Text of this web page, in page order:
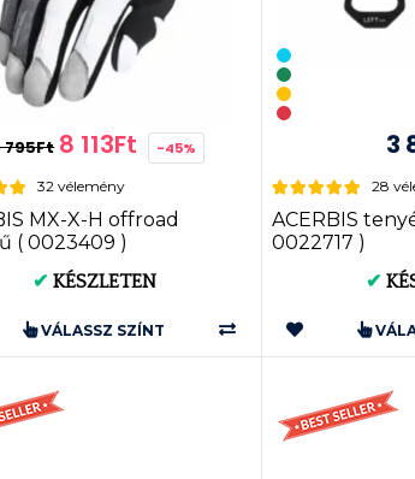
795Ft 8 113Ft -45%
32 vélemény
MX-X-H offroad
( 0023409 )
✔ KÉSZLETEN
VÁLASSZ SZÍNT
3
28
ACERBIS
0022717 )
✔